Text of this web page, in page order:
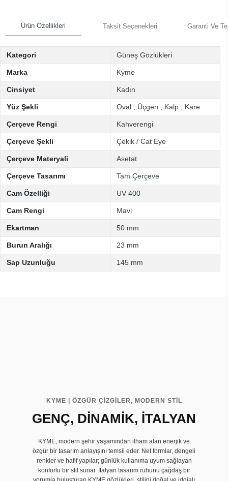
Ürün Özellikleri Taksit Seçenekleri Garanti Ve
Kategori Güneş Gözlükleri
Marka Kyme
Cinsiyet Kadın
Yüz Şekli Oval Üçgen Kalp Kare
Çerçeve Rengi Kahverengi
Çerçeve Şekli Çekik / Cat Eye
Çerçeve Materyali Asetat
Çerçeve Tasarımı Tam Çerçeve
Cam Özelliği UV 400
Cam Rengi Mavi
Ekartman 50 mm
Burun Aralığı 23 mm
Sap Uzunluğu 145 mm
KYME | ÖZGÜR ÇİZGİLER, MODERN STİL
GENÇ, DİNAMİK, İTALYAN
KYME, modern şehir yaşamından ilham alan enerjik ve
özgür bir tasarım anlayışını temsil eder. Net formlar, dengeli
renkler ve hafif yapılar; günlük kullanıma uyum sağlayan
konforlu bir stil sunar. İtalyan tasarım ruhunu çağdaş bir